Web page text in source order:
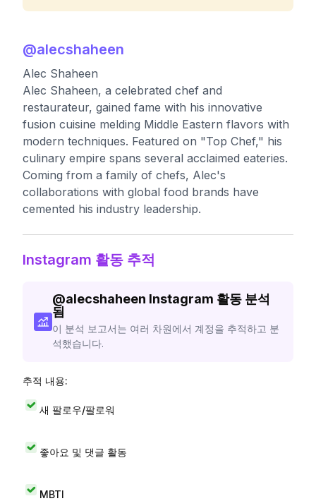
@alecshaheen
Alec Shaheen
Alec Shaheen, a celebrated chef and
restaurateur, gained fame with his innovative
fusion cuisine melding Middle Eastern flavors with
modern techniques. Featured on "Top Chef," his
culinary empire spans several acclaimed eateries.
Coming from a family of chefs, Alec's
collaborations with global food brands have
cemented his industry leadership.
Instagram 활동 추적
@alecshaheen Instagram 활동 분석
됨
이 분석 보고서는 여러 차원에서 계정을 추적하고 분
석했습니다.
추적 내용:
새 팔로우/팔로워
좋아요 및 댓글 활동
MBTI